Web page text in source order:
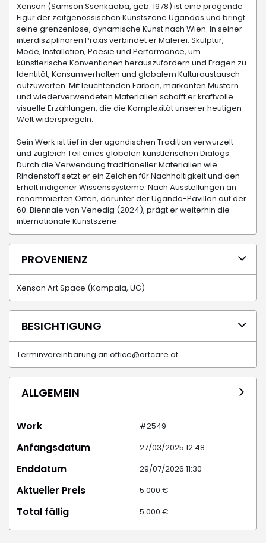
Xenson (Samson Ssenkaaba, geb. 1978) ist eine prägende
Figur der zeitgenössischen Kunstszene Ugandas und bringt
seine grenzenlose, dynamische Kunst nach Wien. In seiner
interdisziplinären Praxis verbindet er Malerei, Skulptur,
Mode, Installation, Poesie und Performance, um
künstlerische Konventionen herauszufordern und Fragen zu
Identität, Konsumverhalten und globalem Kulturaustausch
aufzuwerfen. Mit leuchtenden Farben, markanten Mustern
und wiederverwendeten Materialien schafft er kraftvolle
visuelle Erzählungen, die die Komplexität unserer heutigen
Welt widerspiegeln.
Sein Werk ist tief in der ugandischen Tradition verwurzelt
und zugleich Teil eines globalen künstlerischen Dialogs.
Durch die Verwendung traditioneller Materialien wie
Rindenstoff setzt er ein Zeichen für Nachhaltigkeit und den
Erhalt indigener Wissenssysteme. Nach Ausstellungen an
renommierten Orten, darunter der Uganda-Pavillon auf der
60. Biennale von Venedig (2024), prägt er weiterhin die
internationale Kunstszene.
PROVENIENZ
Xenson Art Space (Kampala, UG)
BESICHTIGUNG
Terminvereinbarung an office@artcare.at
ALLGEMEIN
Work #2549
Anfangsdatum 27/03/2025 12:48
Enddatum 29/07/2026 11:30
Aktueller Preis 5.000 €
Total fällig 5.000 €